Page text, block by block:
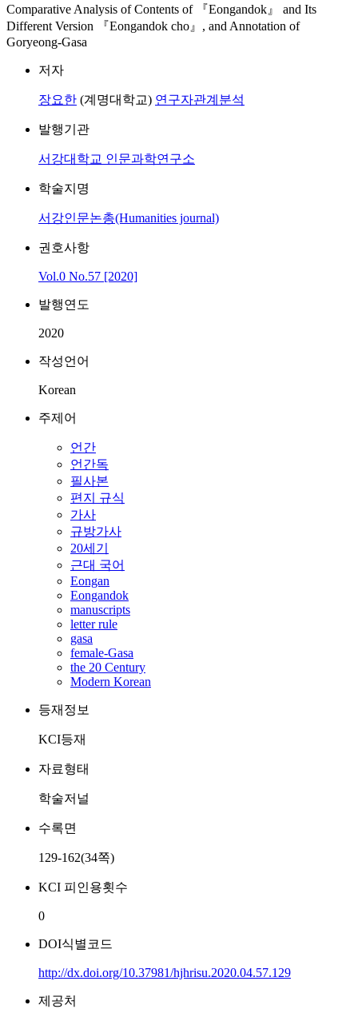
Comparative Analysis of Contents of 『Eongandok』 and Its
Different Version 『Eongandok cho』, and Annotation of
Goryeong-Gasa
저자
장요한 (계명대학교) 연구자관계분석
발행기관
서강대학교 인문과학연구소
학술지명
서강인문논총(Humanities journal)
권호사항
Vol.0 No.57 [2020]
발행연도
2020
작성언어
Korean
주제어
언간
언간독
필사본
편지 규식
가사
규방가사
20세기
근대 국어
Eongan
Eongandok
manuscripts
letter rule
gasa
female-Gasa
the 20 Century
Modern Korean
등재정보
KCI등재
자료형태
학술저널
수록면
129-162(34쪽)
KCI 피인용횟수
0
DOI식별코드
http://dx.doi.org/10.37981/hjhrisu.2020.04.57.129
제공처